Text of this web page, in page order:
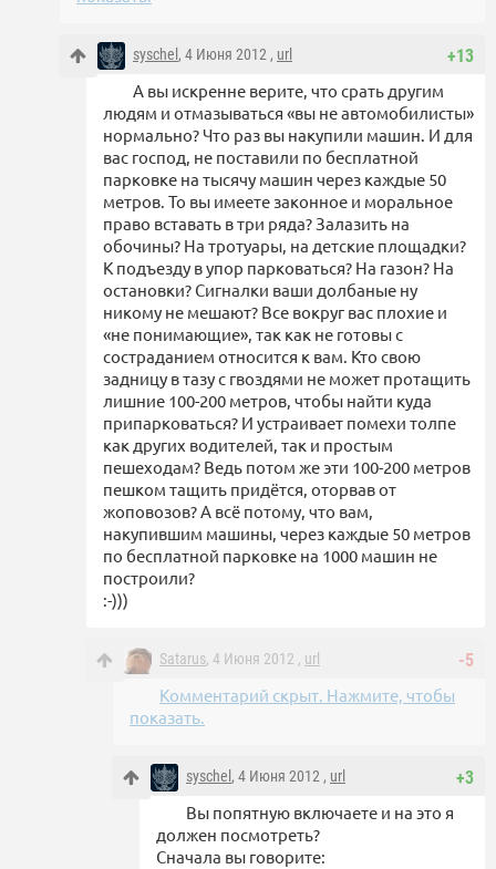
+13
syschel , 4 Июня 2012 , url
А вы искренне верите, что срать другим
людям и отмазываться «вы не автомобилисты»
нормально? Что раз вы накупили машин. И для
вас господ, не поставили по бесплатной
парковке на тысячу машин через каждые 50
метров. То вы имеете законное и моральное
право вставать в три ряда? Залазить на
обочины? На тротуары, на детские площадки?
К подъезду в упор парковаться? На газон? На
остановки? Сигналки ваши долбаные ну
никому не мешают? Все вокруг вас плохие и
«не понимающие», так как не готовы с
состраданием относится к вам. Кто свою
задницу в тазу с гвоздями не может протащить
лишние 100-200 метров, чтобы найти куда
припарковаться? И устраивает помехи толпе
как других водителей, так и простым
пешеходам? Ведь потом же эти 100-200 метров
пешком тащить придётся, оторвав от
жоповозов? А всё потому, что вам,
накупившим машины, через каждые 50 метров
по бесплатной парковке на 1000 машин не
построили?
:-)))
-5
Satarus, 4 Июня 2012 , url
Комментарий скрыт. Нажмите, чтобы
показать.
+3
syschel , 4 Июня 2012 , url
Вы попятную включаете и на это я
должен посмотреть?
Сначала вы говорите: